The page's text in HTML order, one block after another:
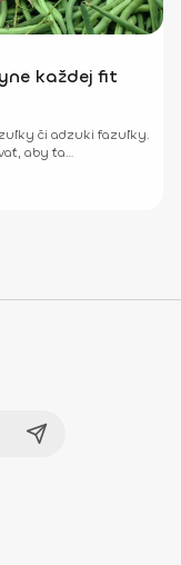
každej fit
či adzuki fazuľky.
aby ťa